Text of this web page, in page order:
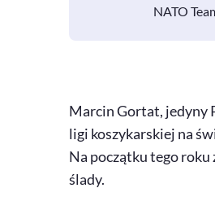
NATO
Marcin Gortat, jedyny
ligi koszykarskiej na
Na początku tego roku
ślady.